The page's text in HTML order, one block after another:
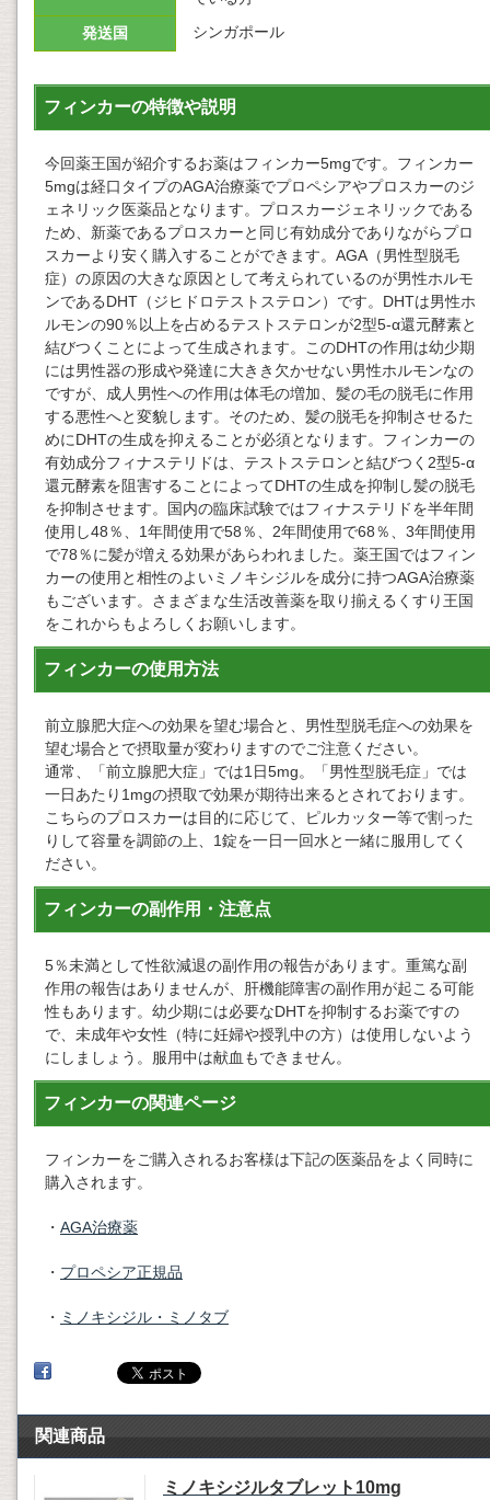
発送国
シンガポール
フィンカーの特徴や説明
今回薬王国が紹介するお薬はフィンカー5mgです。フィンカー
5mgは経口タイプのAGA治療薬でプロペシアやプロスカーのジ
ェネリック医薬品となります。プロスカージェネリックである
ため、新薬であるプロスカーと同じ有効成分でありながらプロ
スカーより安く購入することができます。AGA（男性型脱毛
症）の原因の大きな原因として考えられているのが男性ホルモ
ンであるDHT（ジヒドロテストステロン）です。DHTは男性ホ
ルモンの90％以上を占めるテストステロンが2型5-α還元酵素と
結びつくことによって生成されます。このDHTの作用は幼少期
には男性器の形成や発達に大きき欠かせない男性ホルモンなの
ですが、成人男性への作用は体毛の増加、髪の毛の脱毛に作用
する悪性へと変貌します。そのため、髪の脱毛を抑制させるた
めにDHTの生成を抑えることが必須となります。フィンカーの
有効成分フィナステリドは、テストステロンと結びつく2型5-α
還元酵素を阻害することによってDHTの生成を抑制し髪の脱毛
を抑制させます。国内の臨床試験ではフィナステリドを半年間
使用し48％、1年間使用で58％、2年間使用で68％、3年間使用
で78％に髪が増える効果があらわれました。薬王国ではフィン
カーの使用と相性のよいミノキシジルを成分に持つAGA治療薬
もございます。さまざまな生活改善薬を取り揃えるくすり王国
をこれからもよろしくお願いします。
フィンカーの使用方法
前立腺肥大症への効果を望む場合と、男性型脱毛症への効果を
望む場合とで摂取量が変わりますのでご注意ください。
通常、「前立腺肥大症」では1日5mg。「男性型脱毛症」では
一日あたり1mgの摂取で効果が期待出来るとされております。
こちらのプロスカーは目的に応じて、ピルカッター等で割った
りして容量を調節の上、1錠を一日一回水と一緒に服用してく
ださい。
フィンカーの副作用・注意点
5％未満として性欲減退の副作用の報告があります。重篤な副
作用の報告はありませんが、肝機能障害の副作用が起こる可能
性もあります。幼少期には必要なDHTを抑制するお薬ですの
で、未成年や女性（特に妊婦や授乳中の方）は使用しないよう
にしましょう。服用中は献血もできません。
フィンカーの関連ページ
フィンカーをご購入されるお客様は下記の医薬品をよく同時に
購入されます。
・ AGA治療薬
・ プロペシア正規品
・ ミノキシジル・ミノタブ
関連商品
ミノキシジルタブレット10mg